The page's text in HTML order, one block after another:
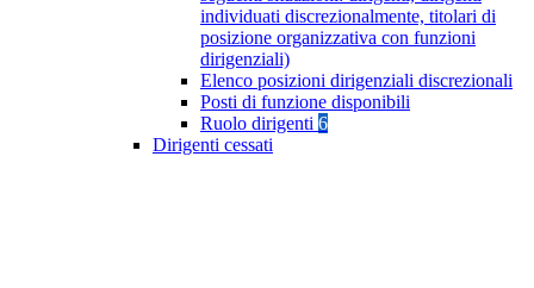
individuati discrezionalmente, titolari di
posizione organizzativa con funzioni
dirigenziali)
Elenco posizioni dirigenziali discrezionali
Posti di funzione disponibili
Ruolo dirigenti 6
Dirigenti cessati